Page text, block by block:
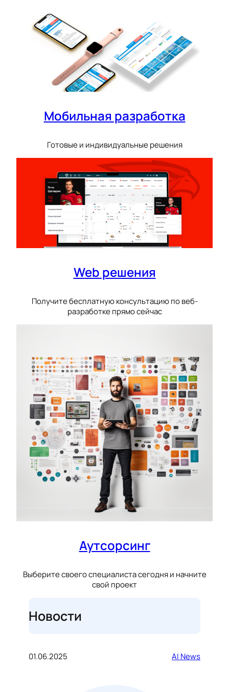
Мобильная разработка
Готовые и индивидуальные решения
Web решения
Получите бесплатную консультацию по веб-
разработке прямо сейчас
Аутсорсинг
Выберите своего специалиста сегодня и начните
свой проект
Новости
01.06.2025 AI News